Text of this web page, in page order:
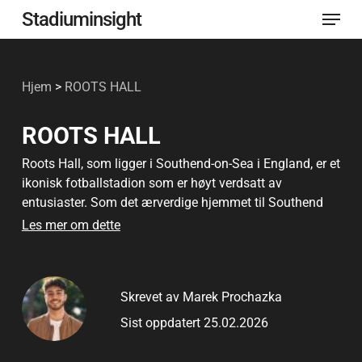
til
Stadiuminsight Meny
Hjem > ROOTS HALL
ROOTS HALL
Roots Hall, som ligger i Southend-on-Sea i England, er et
ikonisk fotballstadion som er høyt verdsatt av
entusiaster. Som det ærverdige hjemmet til Southend
United FC har det vært vertskap for utallige
Roots Halls historiske fortid, arkitektoniske sjarm og
kulturelle betydning, og gir et omfattende innblikk i hva
som gjør den til en sentral del av lokalsamfunnet og et
must å besøke for fotballfans.
Les mer om dette
Skrevet av Marek Prochazka
Sist oppdatert 25.02.2026